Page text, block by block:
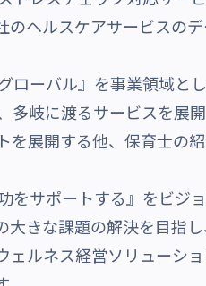
ヘルスケアサービスの
ローバル』を事業領域と
多岐に渡るサービスを展
展開する他、保育士の
をサポートする』をビジ
きな課題の解決を目指
ルネス経営ソリューシ